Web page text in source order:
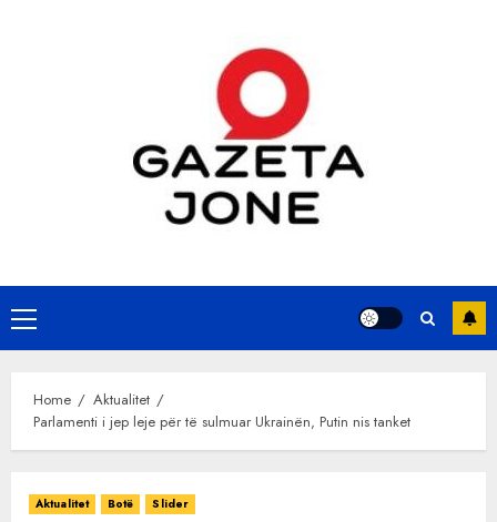
Primary
Menu
Home
Aktualitet
Parlamenti i jep leje për të sulmuar Ukrainën, Putin nis tanket
Aktualitet Botë Slider